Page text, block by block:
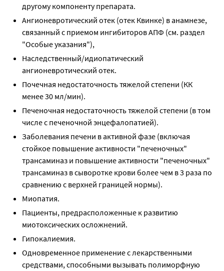
другому компоненту препарата.
Ангионевротический отек (отек Квинке) в анамнезе,
связанный с приемом ингибиторов АПФ (см. раздел
"Особые указания"),
Наследственный/идиопатический
ангионевротический отек.
Почечная недостаточность тяжелой степени (КК
менее 30 мл/мин).
Печеночная недостаточность тяжелой степени (в том
числе с печеночной энцефалопатией).
Заболевания печени в активной фазе (включая
стойкое повышение активности "печеночных"
трансаминаз и повышение активности "печеночных"
трансаминаз в сыворотке крови более чем в 3 раза по
сравнению с верхней границей нормы).
Миопатия.
Пациенты, предрасположенные к развитию
миотоксических осложнений.
Гипокалиемия.
Одновременное применение с лекарственными
средствами, способными вызывать полиморфную